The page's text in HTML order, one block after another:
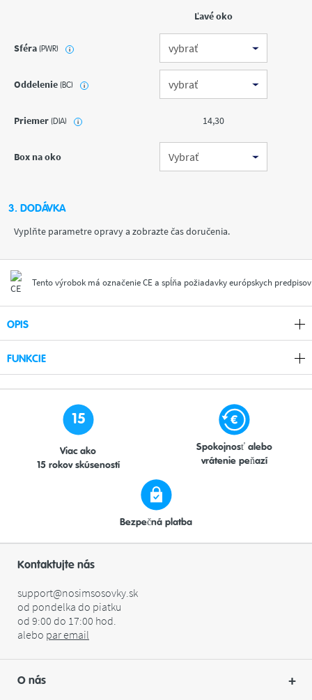
OPIS
FUNKCIE
Ľavé oko
Sféra(PWR) i
Oddelenie(BC) i
Priemer(DIA) i 14,30
Box na oko
3. DODÁVKA
Vyplňte parametre opravy a zobrazte čas doručenia.
Tento výrobok má označenie CE a spĺňa požiadavky európskych predpisov
15
Viac ako
15 rokov skúseností
Bezpečná platba
Spokojnosť alebo
vrátenie peňazí
Kontaktujte nás
support@nosimsosovky.sk
od pondelka do piatku
od 9:00 do 17:00 hod.
alebo paremail
O nás